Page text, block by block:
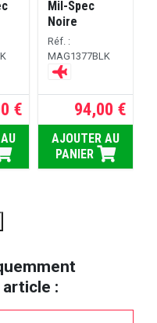
€
Mil-Spec
Noire
Réf. :
MAG1377BLK
94,00 €
AJOUTER AU
PANIER
: